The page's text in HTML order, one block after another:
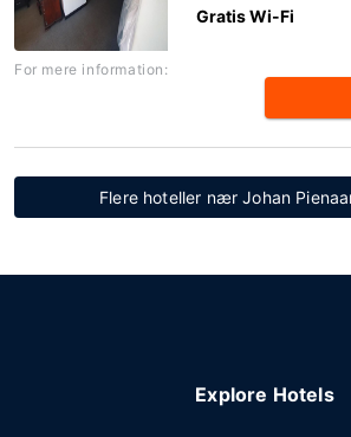
Gratis Wi-Fi
For mere information:
Flere hoteller nær Johan
Explore Hotels